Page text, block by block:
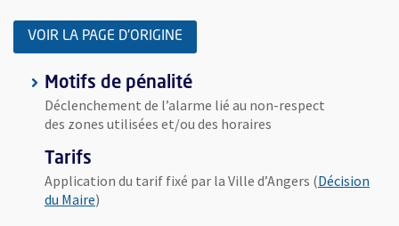
VOIR LA PAGE D'ORIGINE
Motifs de pénalité
Déclenchement de l’alarme lié au non-respect
des zones utilisées et/ou des horaires
Tarifs
Application du tarif fixé par la Ville d’Angers (Décision
du Maire, Ouvre une nouvelle fenêtre
)